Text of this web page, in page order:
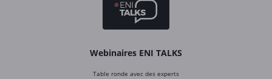
Webinaires ENI TALKS
Table ronde avec des experts